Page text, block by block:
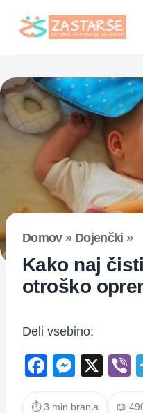
Domov» Dojenčki »
Kako naj
otroško
Deli vsebino:
F
a
M
e
X
b
⏱ 3 min branja 📖